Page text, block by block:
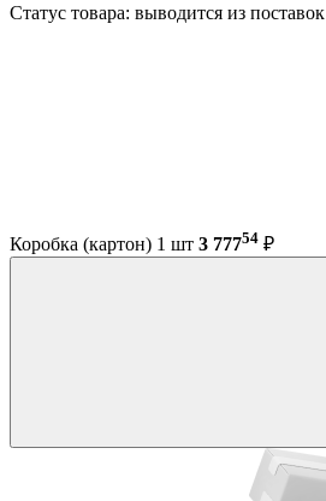
Статус товара: выводится из поставок
Коробка (картон) 1 шт 3 77754 ₽